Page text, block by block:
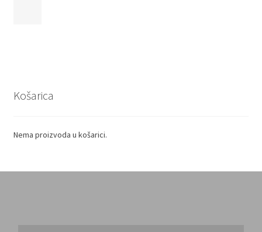
Košarica
Nema proizvoda u košarici.